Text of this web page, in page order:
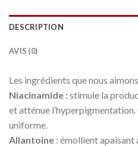
DESCRIPTION
AVIS (0)
Les ingrédients que nous
Niacinamide :stimule la
et atténue
uniforme.
Allantoine : émollient apaisant